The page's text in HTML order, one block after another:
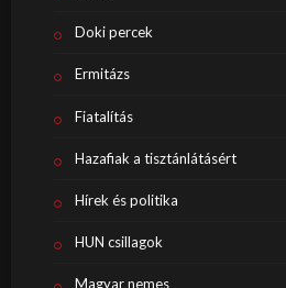
Doki percek
Ermitázs
Fiatalítás
Hazafiak a tisztánlátásért
Hírek és politika
HUN csillagok
Magyar nemes